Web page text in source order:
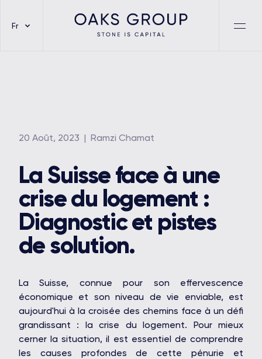
Fr
20 Août, 2023 | Ramzi Chamat
La Suisse face à une
crise du logement :
Diagnostic et pistes
de solution.
La Suisse, connue pour son effervescence
économique et son niveau de vie enviable, est
aujourd'hui à la croisée des chemins face à un défi
grandissant : la crise du logement. Pour mieux
cerner la situation, il est essentiel de comprendre
les causes profondes de cette pénurie et